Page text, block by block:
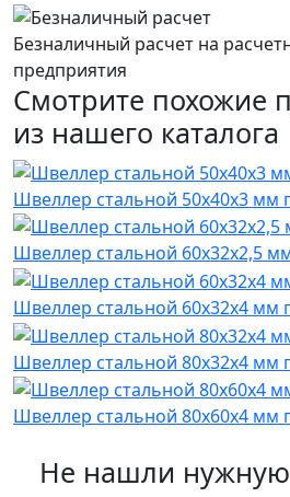
Безналичный расчет на
предприятия
Смотрите похожие
из нашего каталога
Швеллер стальной 50x40x3 мм
Швеллер стальной 60x32x2,5
Швеллер стальной 60x32x4 мм
Швеллер стальной 80x32x4 мм
Швеллер стальной 80x60x4 мм
Не нашли